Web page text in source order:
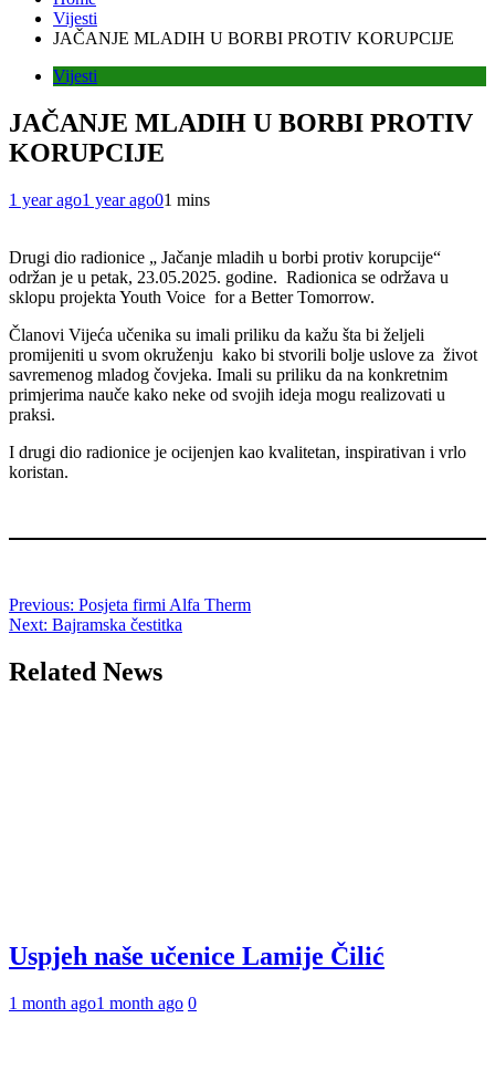
Vijesti
JAČANJE MLADIH U BORBI PROTIV KORUPCIJE
Vijesti
JAČANJE MLADIH U BORBI PROTIV
KORUPCIJE
1 year ago1 year ago01 mins
Drugi dio radionice „ Jačanje mladih u borbi protiv korupcije“
održan je u petak, 23.05.2025. godine. Radionica se održava u
sklopu projekta Youth Voice for a Better Tomorrow.
Članovi Vijeća učenika su imali priliku da kažu šta bi željeli
promijeniti u svom okruženju kako bi stvorili bolje uslove za život
savremenog mladog čovjeka. Imali su priliku da na konkretnim
primjerima nauče kako neke od svojih ideja mogu realizovati u
praksi.
I drugi dio radionice je ocijenjen kao kvalitetan, inspirativan i vrlo
koristan.
Post
navigation
Previous: Posjeta firmi Alfa Therm
Next: Bajramska čestitka
Related News
Uspjeh naše učenice Lamije Čilić
1 month ago1 month ago 0